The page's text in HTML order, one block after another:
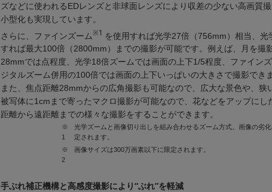
ズなどに使われるEDレンズと非球面レンズにより収差の少ない高画質
小型化も実現しています。
さらに、ファインズーム※1 を使用すれば光学27倍（756mm）相当、
すれば最大100倍（2800mm）までの撮影が可能です。例えば、月を撮
28mmでは点程度、光学18倍ズームでは画面の上下1/5程度、ファイン
ジタルズーム併用の100倍では画面の上下いっぱいの大きさで撮影できま
また、焦点距離28mmからの広角撮影も可能なので、広大な景色や、
被写体に1cmまで寄ったマクロ撮影が可能なので、花などをアップに
距離から遠距離までの様々な撮影をすることができます。
※
1
光学ズームと画像切り出しを組み合わせるズーム方式。画像の劣
定されます。
※
2
画像サイズは300万画素以下に限定されます。
手ぶれ補正機構と高感度撮影により“ぶれ”を軽減